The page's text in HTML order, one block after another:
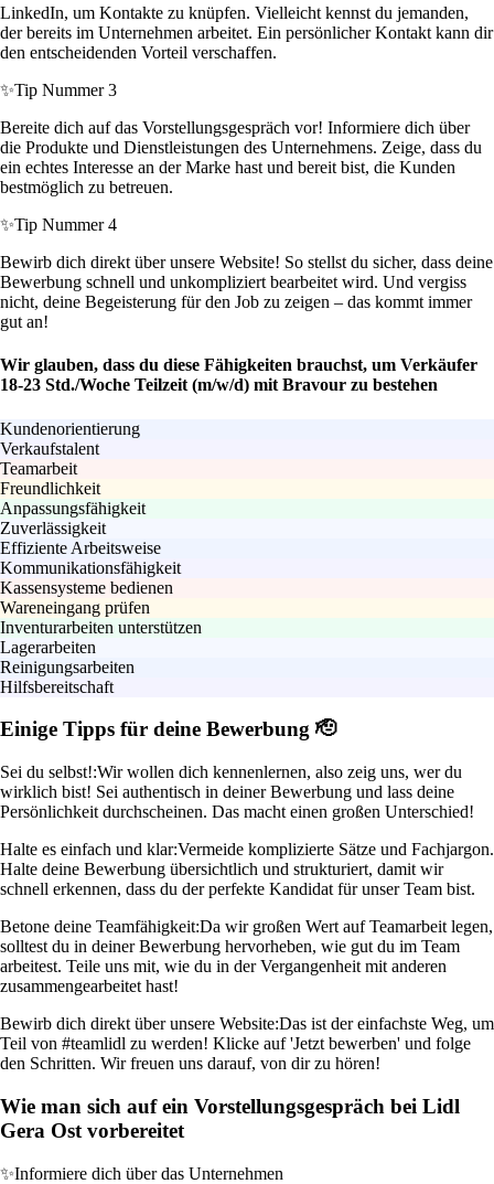
LinkedIn, um Kontakte zu knüpfen. Vielleicht kennst du jemanden,
der bereits im Unternehmen arbeitet. Ein persönlicher Kontakt kann dir
den entscheidenden Vorteil verschaffen.
✨Tip Nummer 3
Bereite dich auf das Vorstellungsgespräch vor! Informiere dich über
die Produkte und Dienstleistungen des Unternehmens. Zeige, dass du
ein echtes Interesse an der Marke hast und bereit bist, die Kunden
bestmöglich zu betreuen.
✨Tip Nummer 4
Bewirb dich direkt über unsere Website! So stellst du sicher, dass deine
Bewerbung schnell und unkompliziert bearbeitet wird. Und vergiss
nicht, deine Begeisterung für den Job zu zeigen – das kommt immer
gut an!
Wir glauben, dass du diese Fähigkeiten brauchst, um Verkäufer
18-23 Std./Woche Teilzeit (m/w/d) mit Bravour zu bestehen
Kundenorientierung
Verkaufstalent
Teamarbeit
Freundlichkeit
Anpassungsfähigkeit
Zuverlässigkeit
Effiziente Arbeitsweise
Kommunikationsfähigkeit
Kassensysteme bedienen
Wareneingang prüfen
Inventurarbeiten unterstützen
Lagerarbeiten
Reinigungsarbeiten
Hilfsbereitschaft
Einige Tipps für deine Bewerbung 🫡
Sei du selbst!:Wir wollen dich kennenlernen, also zeig uns, wer du
wirklich bist! Sei authentisch in deiner Bewerbung und lass deine
Persönlichkeit durchscheinen. Das macht einen großen Unterschied!
Halte es einfach und klar:Vermeide komplizierte Sätze und Fachjargon.
Halte deine Bewerbung übersichtlich und strukturiert, damit wir
schnell erkennen, dass du der perfekte Kandidat für unser Team bist.
Betone deine Teamfähigkeit:Da wir großen Wert auf Teamarbeit legen,
solltest du in deiner Bewerbung hervorheben, wie gut du im Team
arbeitest. Teile uns mit, wie du in der Vergangenheit mit anderen
zusammengearbeitet hast!
Bewirb dich direkt über unsere Website:Das ist der einfachste Weg, um
Teil von #teamlidl zu werden! Klicke auf 'Jetzt bewerben' und folge
den Schritten. Wir freuen uns darauf, von dir zu hören!
Wie man sich auf ein Vorstellungsgespräch bei Lidl
Gera Ost vorbereitet
✨Informiere dich über das Unternehmen